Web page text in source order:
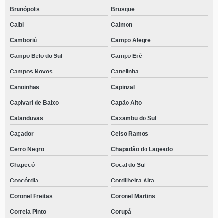
contato de centro para dependentes químicos próximo de mim Schroeder
centro para dependentes químicos particular Apiúna
centro para dependentes químicos perto telefone Vieira
telefone de centro para dependentes químicos perto de mim Moenda
centro para dependentes químicos com atendimento médico telefone
Ratones
Palmital
centro para dependentes químicos particular telefone Industrial
centro para dependentes químicos próximo de mim telefone Otacílio Costa
contato de centro particular para dependentes químicos Catanduvas
contato de centro para dependentes químicos perto de mim Pedregal
centro para dependentes químicos e alcoólatras Cachoeira do Bom Jesus
centro para dependentes químicos perto de mim Luiz Alves
Brunópolis Brusque
Caibi Calmon
Camboriú Campo Alegre
Campo Belo do Sul Campo Erê
Campos Novos Canelinha
Canoinhas Capinzal
Capivari de Baixo Capão Alto
Catanduvas Caxambu do Sul
Caçador Celso Ramos
Cerro Negro Chapadão do Lageado
Chapecó Cocal do Sul
Concórdia Cordilheira Alta
Coronel Freitas Coronel Martins
Correia Pinto Corupá